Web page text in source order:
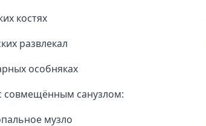
костях
развлекал
особняках
совмещённым санузлом:
музло